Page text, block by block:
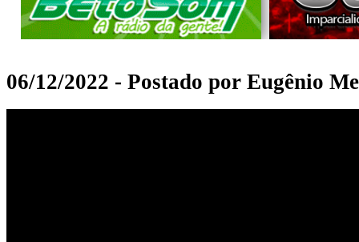
06/12/2022 - Postado por Eugênio